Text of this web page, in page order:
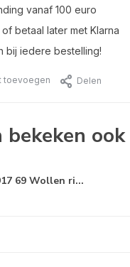
vanaf 100 euro
betaal later met Klarna
bij iedere bestelling!
toevoegen Delen
bekeken ook
69 Wollen ri...